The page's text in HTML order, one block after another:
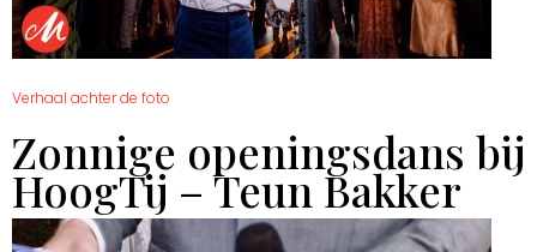
Verhaal achter de foto
Zonnige openingsdans bij
HoogTij – Teun Bakker